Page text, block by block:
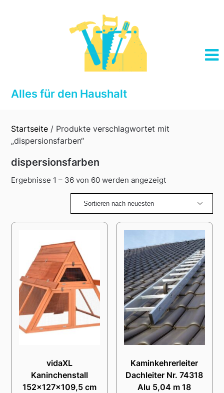
Alles für den Haushalt
Startseite / Produkte verschlagwortet mit
„dispersionsfarben“
dispersionsfarben
Ergebnisse 1 – 36 von 60 werden angezeigtSorted
vidaXL
Kaninchenstall
152x127x109,5 cm
Kaminkehrerleiter
Dachleiter Nr. 74318
Alu 5,04 m 18